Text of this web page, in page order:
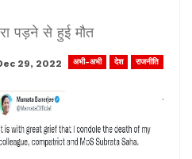
पड़ने से हुई मौत
अभी-अभी देश राजनीति
29, 2022